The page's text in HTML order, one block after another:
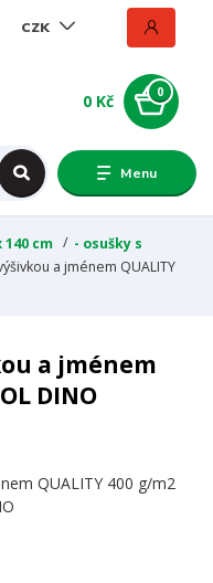
Menu
CZK
0
0 Kč
140 cm
- osušky s
a jménem QUALITY
a jménem
DINO